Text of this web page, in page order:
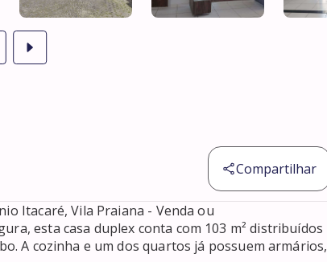
Compartilhar
Itacaré, Vila Praiana - Venda ou
esta casa duplex conta com 103 m² distribuídos
A cozinha e um dos quartos já possuem armários,